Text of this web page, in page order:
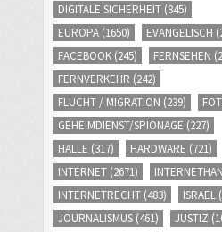
DIGITALE SICHERHEIT (845)
EUROPA (1650) EVANGELISCH
FACEBOOK (245) FERNSEHEN
FERNVERKEHR (242)
FLUCHT / MIGRATION (239)
GEHEIMDIENST/SPIONAGE (227)
HALLE (317) HARDWARE (721)
INTERNET (2671)
INTERNETRECHT (483) ISRAEL
JOURNALISMUS (461) JUSTIZ